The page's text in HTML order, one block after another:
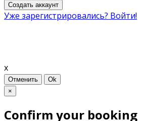
Создать аккаунт
Уже зарегистрировались? Войти!
x
Отменить
Ok
×
Confirm your booking